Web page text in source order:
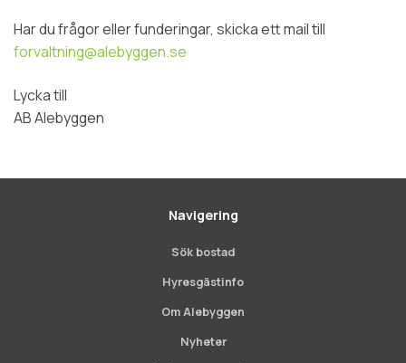
Har du frågor eller funderingar, skicka ett mail till
forvaltning@alebyggen.se
Lycka till
AB Alebyggen
Navigering
Sök bostad
Hyresgästinfo
Om Alebyggen
Nyheter